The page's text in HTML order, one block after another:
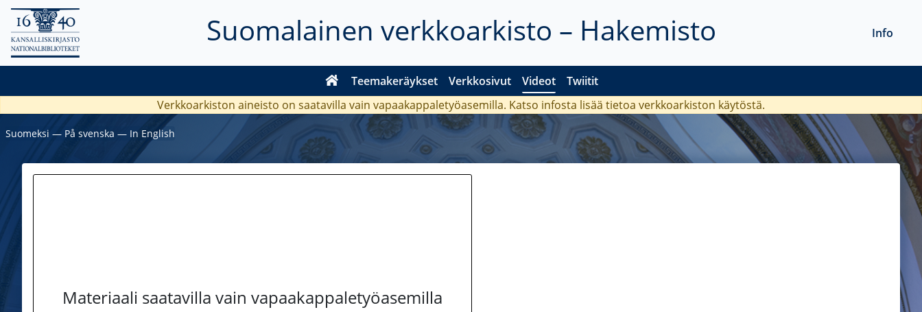
Suomalainen verkkoarkisto – Hakemisto
Teemakeräykset Verkkosivut Videot Twiitit
Info
Verkkoarkiston aineisto on saatavilla vain vapaakappaletyöasemilla. Katso infosta lisää tietoa verkkoarkiston käytöstä.
Suomeksi ― På svenska ― In English
Materiaali saatavilla vain vapaakappaletyöasemilla